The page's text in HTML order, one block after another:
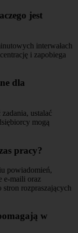
jest
interwałach
i zapobiega
dla
ustalać
mogą
pracy?
powiadomień,
e-maili oraz
rozpraszających
w